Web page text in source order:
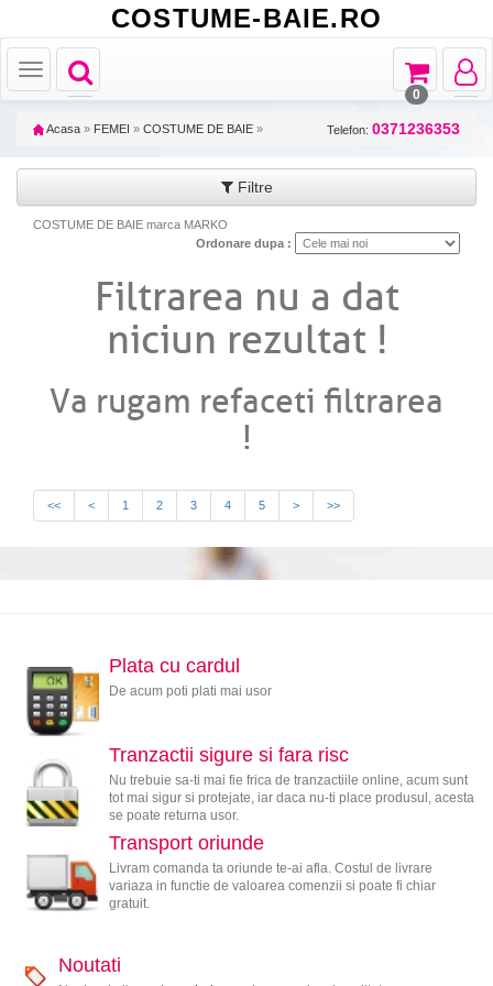
COSTUME-BAIE.RO
Toggle
navigation
Toggle
navigation
Toggle
Toggle
navigation
0
Acasa » FEMEI » COSTUME DE BAIE » Telefon: 0371236353
Filtre
COSTUME DE BAIE marca MARKO
Ordonare dupa :
Filtrarea nu a dat
niciun rezultat !
Va rugam refaceti filtrarea
!
<< < 1 2 3 4 5 > >>
Plata cu cardul
De acum poti plati mai usor
Tranzactii sigure si fara risc
Nu trebuie sa-ti mai fie frica de tranzactiile online, acum sunt
tot mai sigur si protejate, iar daca nu-ti place produsul, acesta
se poate returna usor.
Transport oriunde
Livram comanda ta oriunde te-ai afla. Costul de livrare
variaza in functie de valoarea comenzii si poate fi chiar
gratuit.
Noutati